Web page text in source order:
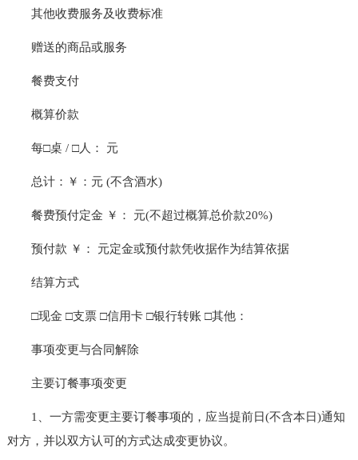
其他收费服务及收费标准
赠送的商品或服务
餐费支付
概算价款
每□桌 / □人： 元
总计：￥：元 (不含酒水)
餐费预付定金 ￥： 元(不超过概算总价款20%)
预付款 ￥： 元定金或预付款凭收据作为结算依据
结算方式
□现金 □支票 □信用卡 □银行转账 □其他：
事项变更与合同解除
主要订餐事项变更
1、一方需变更主要订餐事项的，应当提前日(不含本日)通知
对方，并以双方认可的方式达成变更协议。